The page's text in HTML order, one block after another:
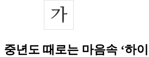
중년도 때로는 마음속 ‘하